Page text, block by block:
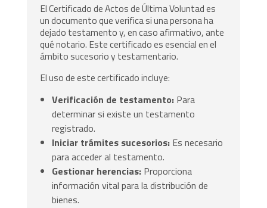
El Certificado de Actos de Última Voluntad es
un documento que verifica si una persona ha
dejado testamento y, en caso afirmativo, ante
qué notario. Este certificado es esencial en el
ámbito sucesorio y testamentario.
El uso de este certificado incluye:
Verificación de testamento: Para
determinar si existe un testamento
registrado.
Iniciar trámites sucesorios: Es necesario
para acceder al testamento.
Gestionar herencias: Proporciona
información vital para la distribución de
bienes.